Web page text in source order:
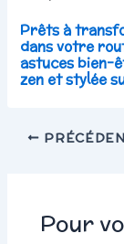
Prêts à
dans votre
astuces bien-
zen et stylée
Pour